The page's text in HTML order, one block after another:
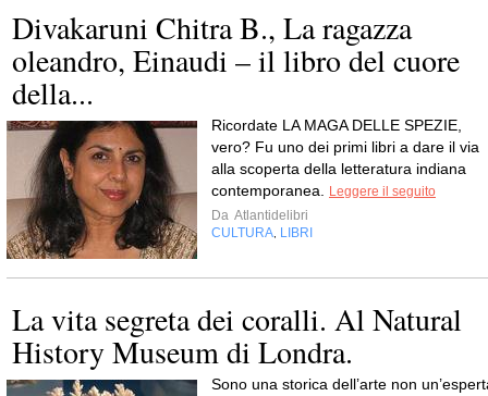
Divakaruni Chitra B., La ragazza
oleandro, Einaudi – il libro del cuore
della...
Ricordate LA MAGA DELLE SPEZIE,
vero? Fu uno dei primi libri a dare il via
alla scoperta della letteratura indiana
contemporanea.
Leggere il seguito
Da Atlantidelibri
CULTURA LIBRI
La vita segreta dei coralli. Al Natural
History Museum di Londra.
Sono una storica dell’arte non